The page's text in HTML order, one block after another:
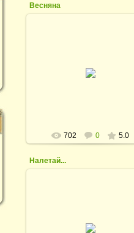
Весняна
Весняна
702 0 5.0
Налетай...
Налетай...